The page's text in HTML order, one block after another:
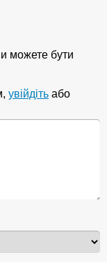
можете бути
увійдіть або